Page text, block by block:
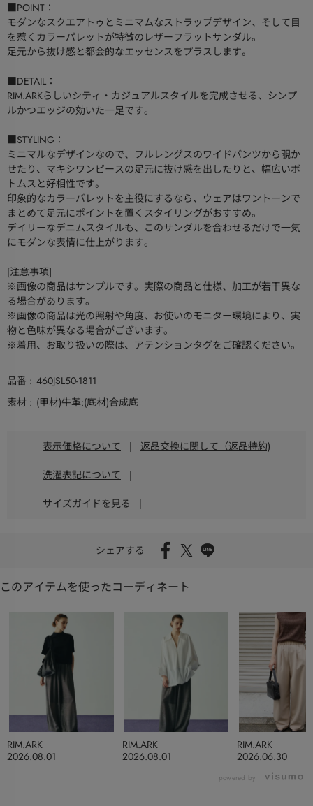
■POINT：
モダンなスクエアトゥとミニマムなストラップデザイン、そして目
を惹くカラーパレットが特徴のレザーフラットサンダル。
足元から抜け感と都会的なエッセンスをプラスします。
■DETAIL：
RIM.ARKらしいシティ・カジュアルスタイルを完成させる、シンプ
ルかつエッジの効いた一足です。
■STYLING：
ミニマルなデザインなので、フルレングスのワイドパンツから覗か
せたり、マキシワンピースの足元に抜け感を出したりと、幅広いボ
トムスと好相性です。
印象的なカラーパレットを主役にするなら、ウェアはワントーンで
まとめて足元にポイントを置くスタイリングがおすすめ。
デイリーなデニムスタイルも、このサンダルを合わせるだけで一気
にモダンな表情に仕上がります。
[注意事項]
※画像の商品はサンプルです。実際の商品と仕様、加工が若干異な
る場合があります。
※画像の商品は光の照射や角度、お使いのモニター環境により、実
物と色味が異なる場合がございます。
※着用、お取り扱いの際は、アテンションタグをご確認ください。
品番
460JSL50-1811
素材
(甲材)牛革:(底材)合成底
表示価格について | 返品交換に関して（返品特約)
洗濯表記について |
サイズガイドを見る |
シェアする
このアイテムを使ったコーディネート
2026.08.01
RIM.ARK
2026.08.01
RIM.ARK
2026.06.30
RIM.ARK
powered by